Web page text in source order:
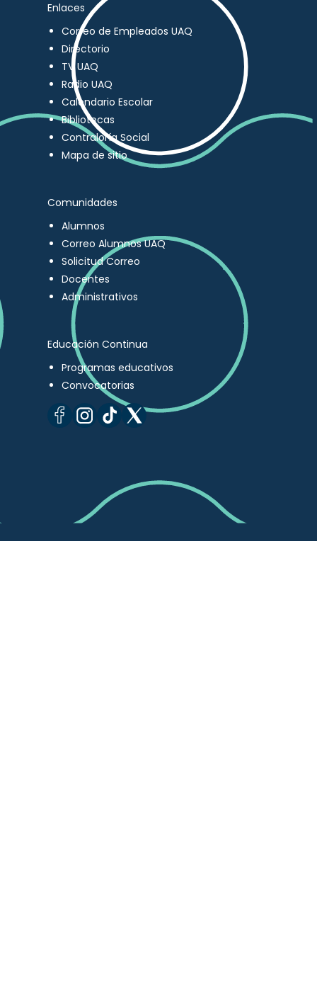
Enlaces
Correo de Empleados UAQ
Directorio
TV UAQ
Radio UAQ
Calendario Escolar
Bibliotecas
Contraloría Social
Mapa de sitio
Comunidades
Alumnos
Correo Alumnos UAQ
Solicitud Correo
Docentes
Administrativos
Educación Continua
Programas educativos
Convocatorias